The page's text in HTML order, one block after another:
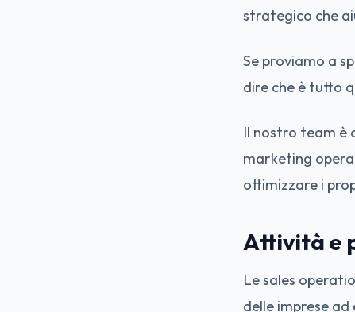
strategico che
Se proviamo a
dire che è tutto
Il nostro team è
marketing
ottimizzare i
Attività e
Le sales
delle imprese